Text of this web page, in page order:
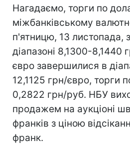
Нагадаємо, торги по
міжбанківському
п'ятницю, 13 листопада,
діапазоні 8,1300-8,1440
євро завершилися в
12,1125 грн/євро, торги
0,2822 грн/руб. НБУ
продажем на аукціоні
франків з ціною
франк.